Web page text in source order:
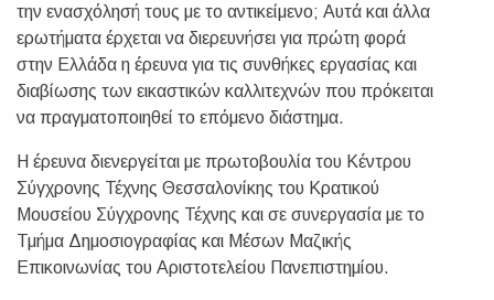
την ενασχόλησή τους με το αντικείμενο; Αυτά και άλλα
ερωτήματα έρχεται να διερευνήσει για πρώτη φορά
στην Ελλάδα η έρευνα για τις συνθήκες εργασίας και
διαβίωσης των εικαστικών καλλιτεχνών που πρόκειται
να πραγματοποιηθεί το επόμενο διάστημα.
Η έρευνα διενεργείται με πρωτοβουλία του Κέντρου
Σύγχρονης Τέχνης Θεσσαλονίκης του Κρατικού
Μουσείου Σύγχρονης Τέχνης και σε συνεργασία με το
Τμήμα Δημοσιογραφίας και Μέσων Μαζικής
Επικοινωνίας του Αριστοτελείου Πανεπιστημίου.